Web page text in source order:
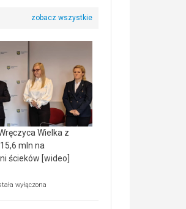
Wielka z
mln na
ścieków [wideo]
wyłączona